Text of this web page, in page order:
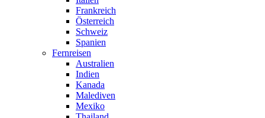
Frankreich
Österreich
Schweiz
Spanien
Fernreisen
Australien
Indien
Kanada
Malediven
Mexiko